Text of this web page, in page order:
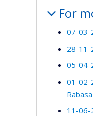
For
07-03-
28-11-
05-04-
01-02-
11-06-